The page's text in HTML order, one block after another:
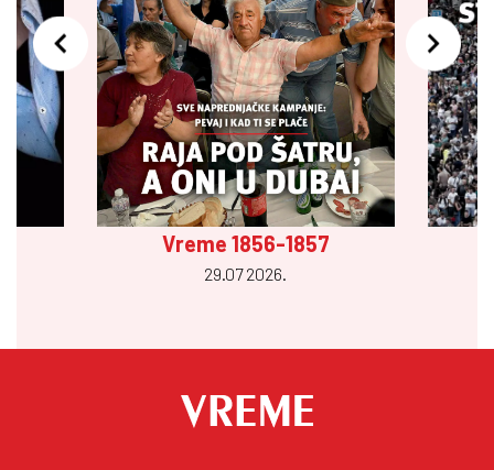
Vreme 1856-1857
29.07 2026.